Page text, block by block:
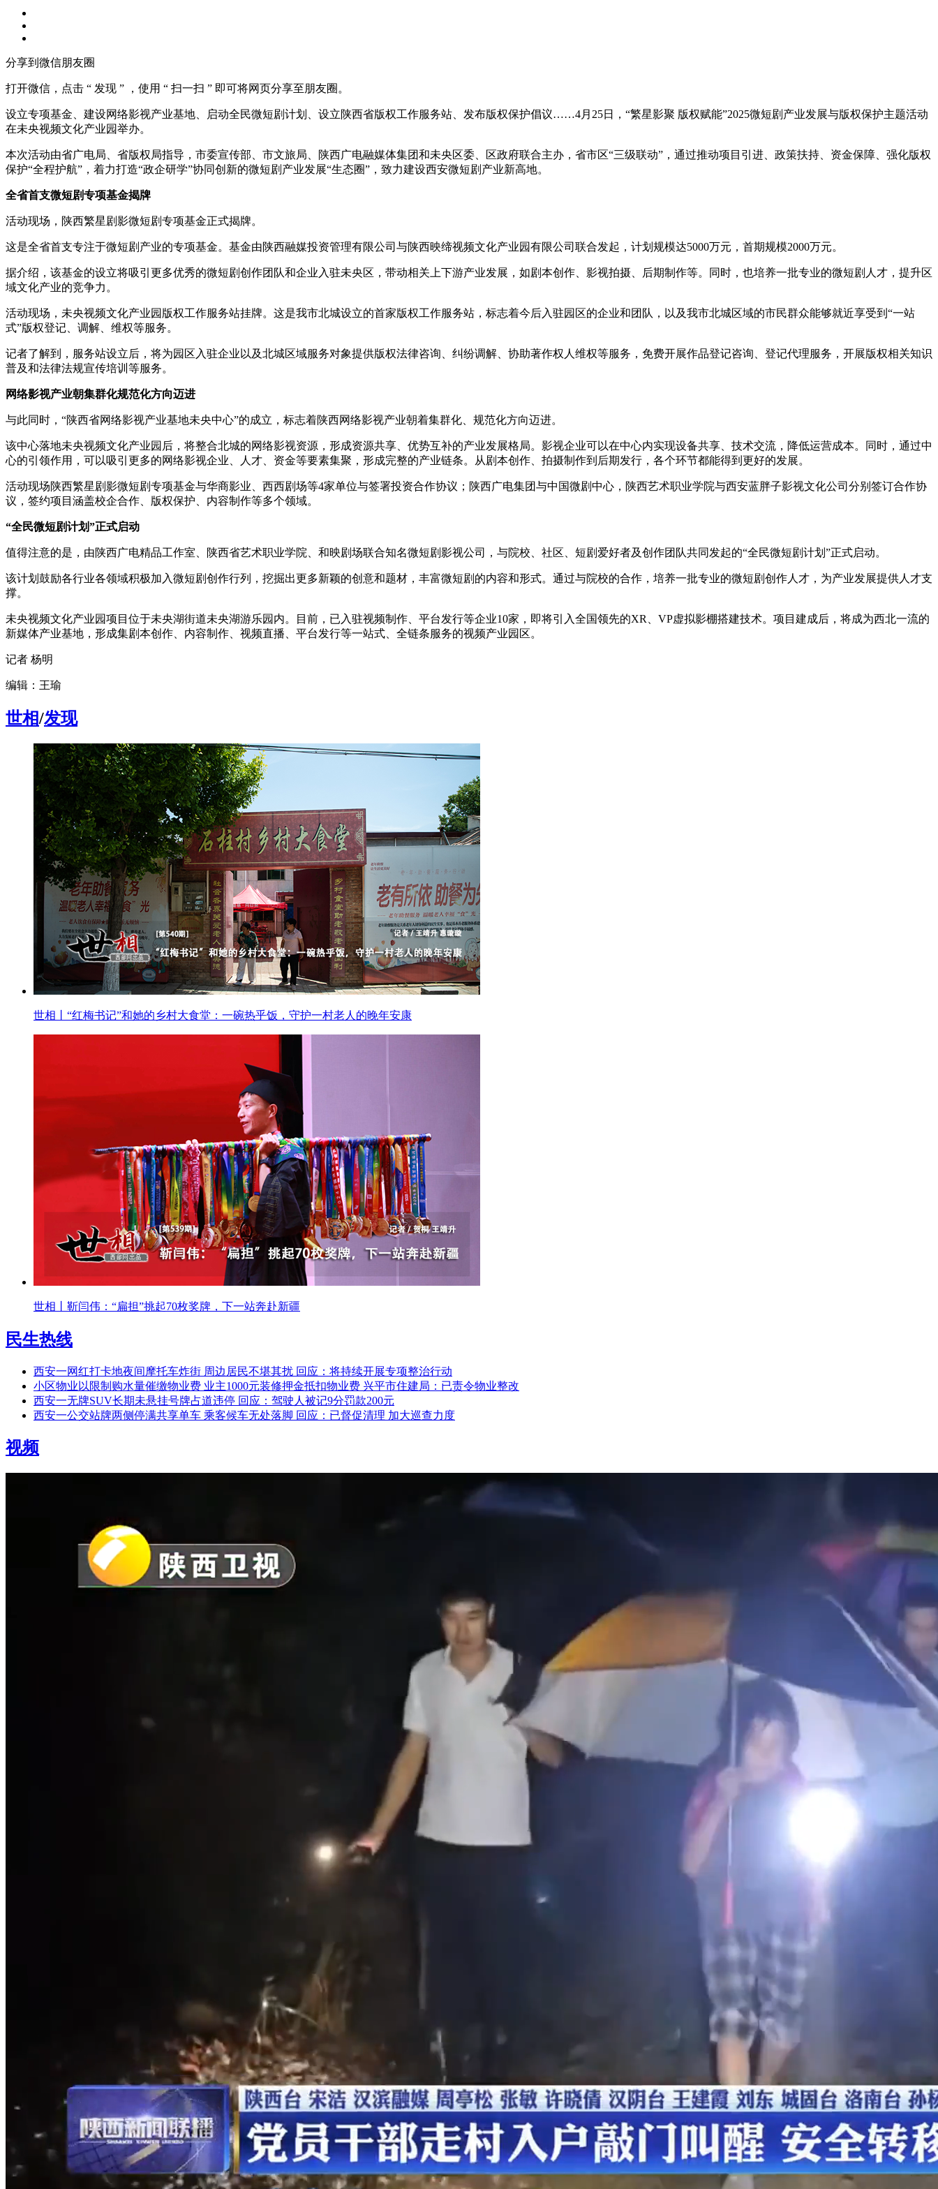
分享到微信朋友圈
打开微信，点击 “ 发现 ” ，使用 “ 扫一扫 ” 即可将网页分享至朋友圈。
设立专项基金、建设网络影视产业基地、启动全民微短剧计划、设立陕西省版权工作服务站、发布版权保护倡议……4月25日，“繁星影聚 版权赋能”2025微短剧产业发展与版权保护主题活动
在未央视频文化产业园举办。
本次活动由省广电局、省版权局指导，市委宣传部、市文旅局、陕西广电融媒体集团和未央区委、区政府联合主办，省市区“三级联动”，通过推动项目引进、政策扶持、资金保障、强化版权
保护“全程护航”，着力打造“政企研学”协同创新的微短剧产业发展“生态圈”，致力建设西安微短剧产业新高地。
全省首支微短剧专项基金揭牌
活动现场，陕西繁星剧影微短剧专项基金正式揭牌。
这是全省首支专注于微短剧产业的专项基金。基金由陕西融媒投资管理有限公司与陕西映缔视频文化产业园有限公司联合发起，计划规模达5000万元，首期规模2000万元。
据介绍，该基金的设立将吸引更多优秀的微短剧创作团队和企业入驻未央区，带动相关上下游产业发展，如剧本创作、影视拍摄、后期制作等。同时，也培养一批专业的微短剧人才，提升区
域文化产业的竞争力。
活动现场，未央视频文化产业园版权工作服务站挂牌。这是我市北城设立的首家版权工作服务站，标志着今后入驻园区的企业和团队，以及我市北城区域的市民群众能够就近享受到“一站
式”版权登记、调解、维权等服务。
记者了解到，服务站设立后，将为园区入驻企业以及北城区域服务对象提供版权法律咨询、纠纷调解、协助著作权人维权等服务，免费开展作品登记咨询、登记代理服务，开展版权相关知识
普及和法律法规宣传培训等服务。
网络影视产业朝集群化规范化方向迈进
与此同时，“陕西省网络影视产业基地未央中心”的成立，标志着陕西网络影视产业朝着集群化、规范化方向迈进。
该中心落地未央视频文化产业园后，将整合北城的网络影视资源，形成资源共享、优势互补的产业发展格局。影视企业可以在中心内实现设备共享、技术交流，降低运营成本。同时，通过中
心的引领作用，可以吸引更多的网络影视企业、人才、资金等要素集聚，形成完整的产业链条。从剧本创作、拍摄制作到后期发行，各个环节都能得到更好的发展。
活动现场陕西繁星剧影微短剧专项基金与华商影业、西西剧场等4家单位与签署投资合作协议；陕西广电集团与中国微剧中心，陕西艺术职业学院与西安蓝胖子影视文化公司分别签订合作协
议，签约项目涵盖校企合作、版权保护、内容制作等多个领域。
“全民微短剧计划”正式启动
值得注意的是，由陕西广电精品工作室、陕西省艺术职业学院、和映剧场联合知名微短剧影视公司，与院校、社区、短剧爱好者及创作团队共同发起的“全民微短剧计划”正式启动。
该计划鼓励各行业各领域积极加入微短剧创作行列，挖掘出更多新颖的创意和题材，丰富微短剧的内容和形式。通过与院校的合作，培养一批专业的微短剧创作人才，为产业发展提供人才支
撑。
未央视频文化产业园项目位于未央湖街道未央湖游乐园内。目前，已入驻视频制作、平台发行等企业10家，即将引入全国领先的XR、VP虚拟影棚搭建技术。项目建成后，将成为西北一流的
新媒体产业基地，形成集剧本创作、内容制作、视频直播、平台发行等一站式、全链条服务的视频产业园区。
记者 杨明
编辑：王瑜
世相/发现
世相丨“红梅书记”和她的乡村大食堂：一碗热乎饭，守护一村老人的晚年安康
世相丨靳闫伟：“扁担”挑起70枚奖牌，下一站奔赴新疆
民生热线
西安一网红打卡地夜间摩托车炸街 周边居民不堪其扰 回应：将持续开展专项整治行动
小区物业以限制购水量催缴物业费 业主1000元装修押金抵扣物业费 兴平市住建局：已责令物业整改
西安一无牌SUV长期未悬挂号牌占道违停 回应：驾驶人被记9分罚款200元
西安一公交站牌两侧停满共享单车 乘客候车无处落脚 回应：已督促清理 加大巡查力度
视频